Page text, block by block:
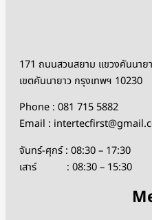
171 ถนนสวนสยาม แขวงคันนาย
เขตคันนายาว กรุงเทพฯ 10230
Phone : 081 715 5882
Email :
จันทร์-ศุกร์ : 08:30 – 17:30
เสาร์ : 08:30 – 15:30